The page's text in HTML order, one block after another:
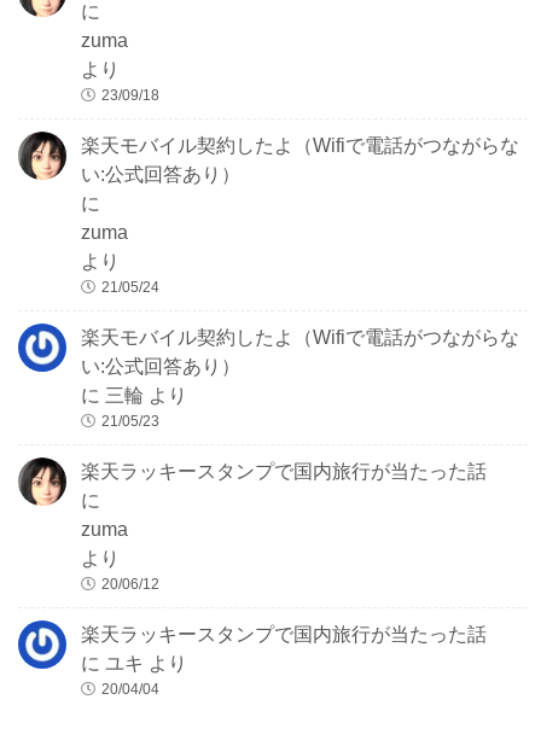
に
zuma
より
23/09/18
楽天モバイル契約したよ（Wifiで電話がつながらな
い:公式回答あり）
に
zuma
より
21/05/24
楽天モバイル契約したよ（Wifiで電話がつながらな
い:公式回答あり）
に三輪 より
21/05/23
楽天ラッキースタンプで国内旅行が当たった話
に
zuma
より
20/06/12
楽天ラッキースタンプで国内旅行が当たった話
にユキ より
20/04/04